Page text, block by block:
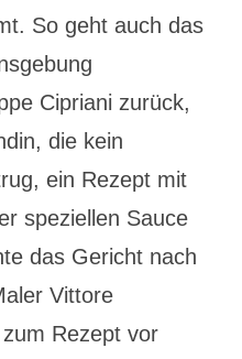
So geht auch das
Cipriani zurück,
die kein
ein Rezept mit
speziellen Sauce
das Gericht nach
Vittore
Rezept vor